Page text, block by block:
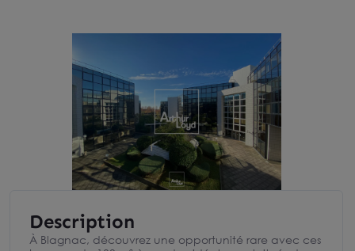
Description
À Blagnac, découvrez une opportunité rare avec ces